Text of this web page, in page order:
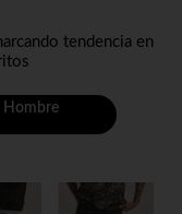
tendencia en
Hombre